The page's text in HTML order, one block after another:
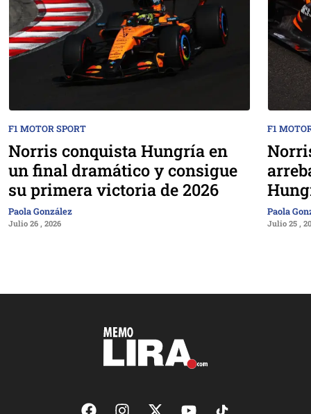
F1 MOTOR SPORT
Norris conquista Hungría en
un final dramático y consigue
su primera victoria de 2026
Paola González
Julio 26 , 2026
F1
Paola
Julio 25 ,